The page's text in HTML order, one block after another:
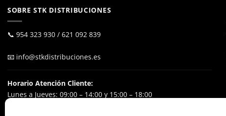
SOBRE STK DISTRIBUCIONES
📞 954 323 930 / 621 092 839
📧 info@stkdistribuciones.es
Horario Atención Cliente:
Lunes a Jueves: 09:00 – 14:00 y 15:00 – 18:00